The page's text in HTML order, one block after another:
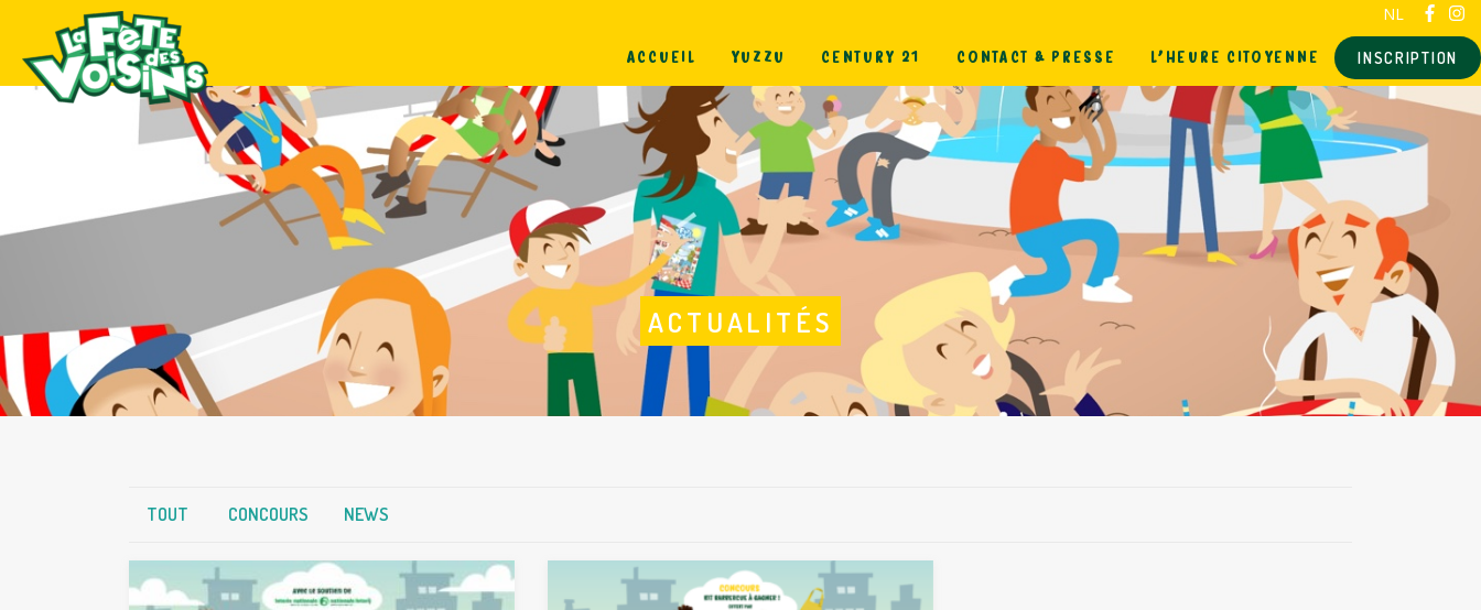
NL
INSCRIPTION
ACCUEIL YUZZU CENTURY 21 CONTACT & PRESSE L’HEURE CITOYENNE
ACTUALITÉS
TOUT CONCOURS NEWS